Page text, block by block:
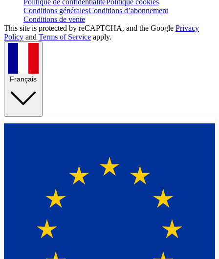
Politique de confidentialitéPolitique cookies
Conditions généralesConditions d’abonnement
Conditions de vente
This site is protected by reCAPTCHA, and the Google Privacy
Policy and Terms of Service apply.
Français